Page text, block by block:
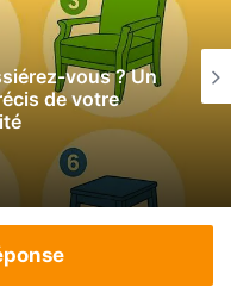
vous ? Un
de votre